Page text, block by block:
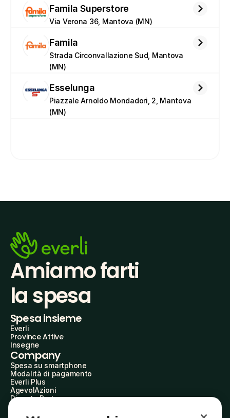
Famila Superstore
Via Verona 36, Mantova (MN)
Famila
Strada Circonvallazione Sud, Mantova
(MN)
Esselunga
Piazzale Arnoldo Mondadori, 2, Mantova
(MN)
Amiamo farti
la spesa
Spesa insieme
Everli
Province Attive
Insegne
Company
Spesa su smartphone
Modalità di pagamento
Everli Plus
AgevolAzioni
Diventa Partner
Everli Shoppers